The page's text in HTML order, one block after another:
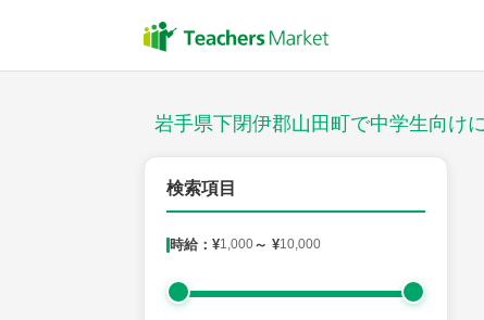
岩手県下閉伊郡山田町で中学生向け
検索項目
時給：¥1,000～ ¥10,000
授業スタイル